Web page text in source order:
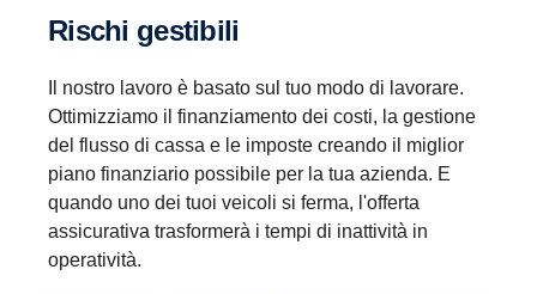
Rischi gestibili
Il nostro lavoro è basato sul tuo modo di lavorare.
Ottimizziamo il finanziamento dei costi, la gestione
del flusso di cassa e le imposte creando il miglior
piano finanziario possibile per la tua azienda. E
quando uno dei tuoi veicoli si ferma, l'offerta
assicurativa trasformerà i tempi di inattività in
operatività.